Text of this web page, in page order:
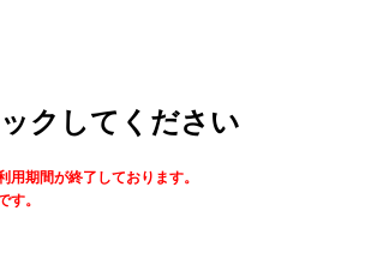
クしてください
用期間が終了しております。
す。